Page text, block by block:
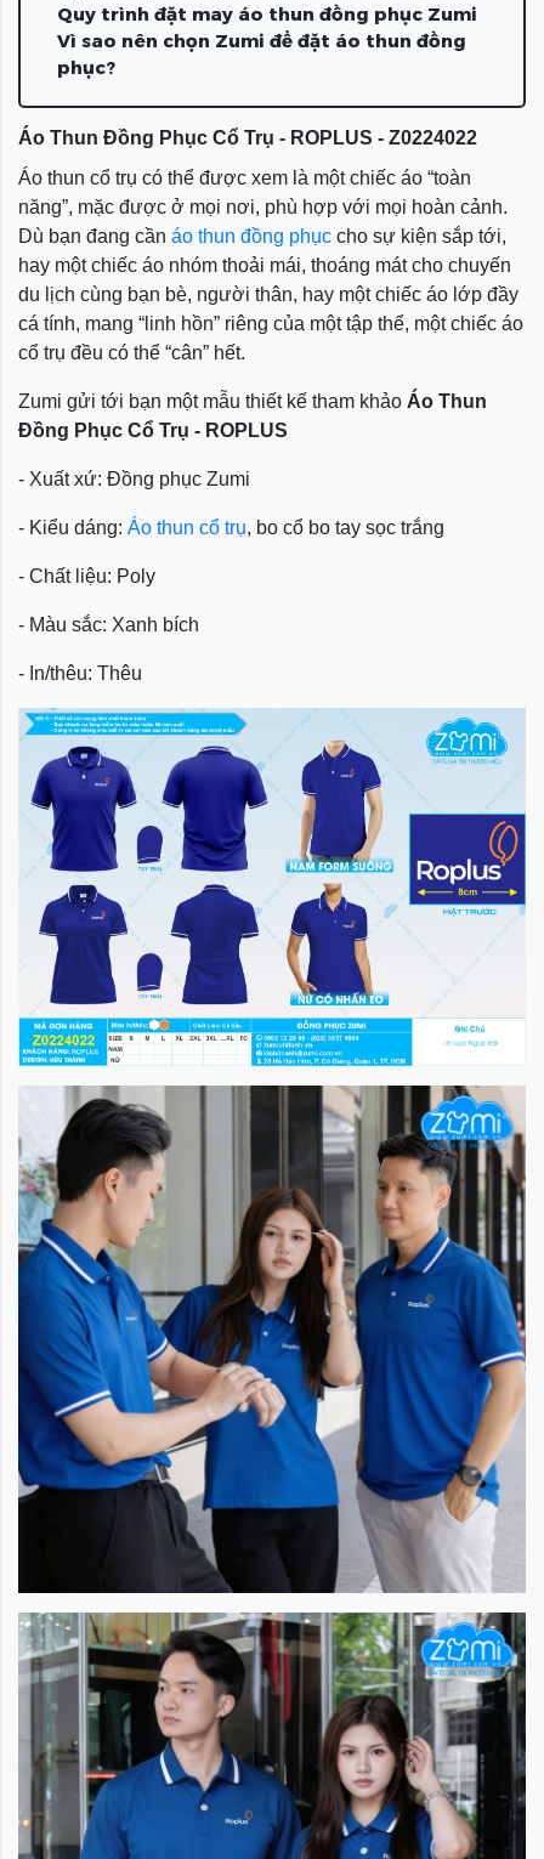
Quy trình đặt may áo thun đồng phục Zumi
Vì sao nên chọn Zumi để đặt áo thun đồng
phục?
Áo Thun Đồng Phục Cổ Trụ - ROPLUS - Z0224022
Áo thun cổ trụ có thể được xem là một chiếc áo “toàn
năng”, mặc được ở mọi nơi, phù hợp với mọi hoàn cảnh.
Dù bạn đang cần áo thun đồng phục cho sự kiện sắp tới,
hay một chiếc áo nhóm thoải mái, thoáng mát cho chuyến
du lịch cùng bạn bè, người thân, hay một chiếc áo lớp đầy
cá tính, mang “linh hồn” riêng của một tập thể, một chiếc áo
cổ trụ đều có thể “cân” hết.
Zumi gửi tới bạn một mẫu thiết kế tham khảo Áo Thun
Đồng Phục Cổ Trụ - ROPLUS
- Xuất xứ: Đồng phục Zumi
- Kiểu dáng: Áo thun cổ trụ, bo cổ bo tay sọc trắng
- Chất liệu: Poly
- Màu sắc: Xanh bích
- In/thêu: Thêu